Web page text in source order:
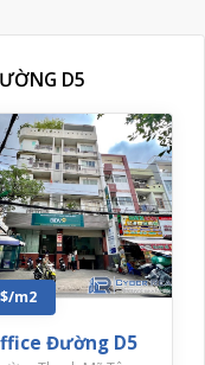
D5
m2
Đường D5